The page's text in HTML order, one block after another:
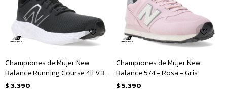
Championes de Mujer New
Balance Running Course 411 V3 -
Negro - Plateado
$ 3.390
Championes de Mujer New
Balance 574 - Rosa - Gris
$ 5.390